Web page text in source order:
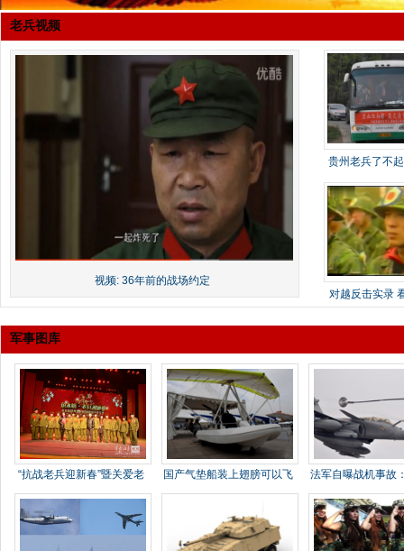
老兵视频
视频: 36年前的战场约定
贵州老兵了不
最悲
对越反击实录
军事图库
“抗战老兵迎新春”暨关爱老
兵
国产气垫船装上翅膀可以飞
行
法军自曝战机事故
中加油